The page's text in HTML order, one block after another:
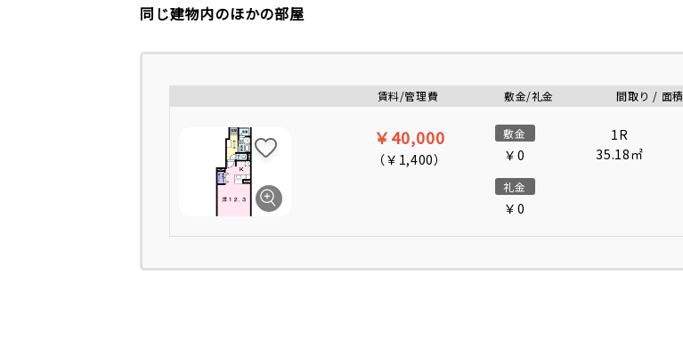
同じ建物内のほかの部屋
賃料/管理費 敷金/礼金 間取り / 面積
￥40,000
（￥1,400）
敷金
￥0
礼金
￥0
1R
35.18㎡